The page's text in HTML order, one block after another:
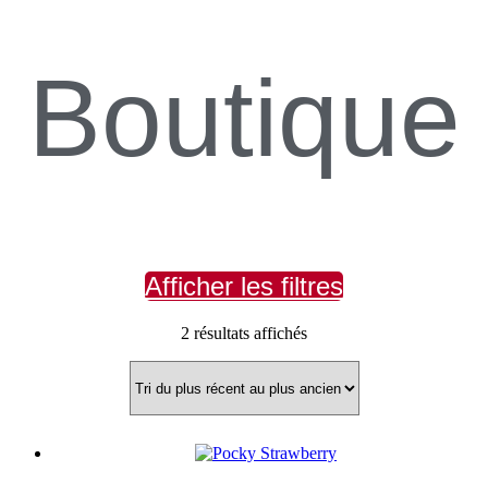
Boutique
Afficher les filtres
2 résultats affichésTrié
récent
au
ancien